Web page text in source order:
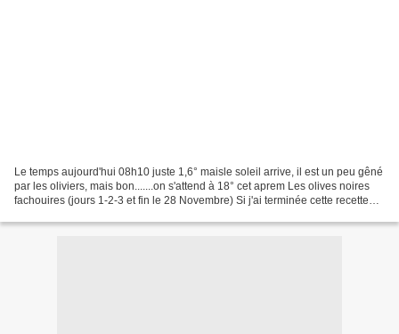
Le temps aujourd'hui 08h10 juste 1,6° maisle soleil arrive, il est un peu gêné
par les oliviers, mais bon.......on s'attend à 18° cet aprem Les olives noires
fachouires (jours 1-2-3 et fin le 28 Novembre) Si j'ai terminée cette recette